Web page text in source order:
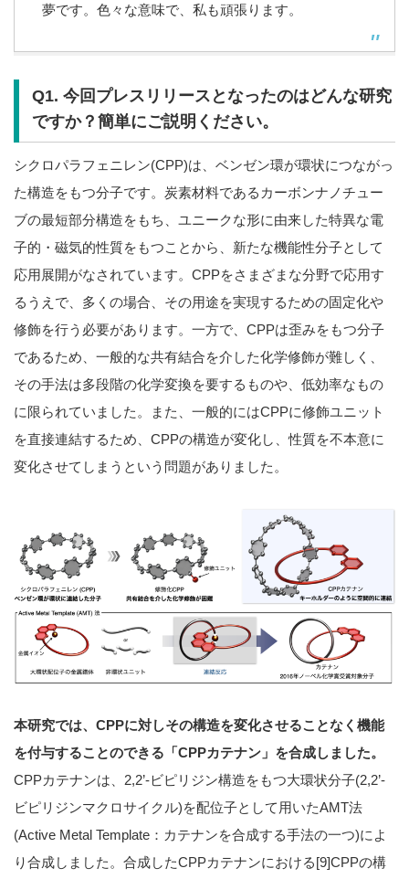
夢です。色々な意味で、私も頑張ります。
Q1. 今回プレスリリースとなったのはどんな研究
ですか？簡単にご説明ください。
シクロパラフェニレン(CPP)は、ベンゼン環が環状につながっ
た構造をもつ分子です。炭素材料であるカーボンナノチュー
ブの最短部分構造をもち、ユニークな形に由来した特異な電
子的・磁気的性質をもつことから、新たな機能性分子として
応用展開がなされています。CPPをさまざまな分野で応用す
るうえで、多くの場合、その用途を実現するための固定化や
修飾を行う必要があります。一方で、CPPは歪みをもつ分子
であるため、一般的な共有結合を介した化学修飾が難しく、
その手法は多段階の化学変換を要するものや、低効率なもの
に限られていました。また、一般的にはCPPに修飾ユニット
を直接連結するため、CPPの構造が変化し、性質を不本意に
変化させてしまうという問題がありました。
本研究では、CPPに対しその構造を変化させることなく機能
を付与することのできる「CPPカテナン」を合成しました。
CPPカテナンは、2,2’-ビピリジン構造をもつ大環状分子(2,2’-
ビピリジンマクロサイクル)を配位子として用いたAMT法
(Active Metal Template：カテナンを合成する手法の一つ)によ
り合成しました。合成したCPPカテナンにおける[9]CPPの構